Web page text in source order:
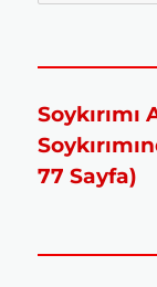
77 Sayfa)